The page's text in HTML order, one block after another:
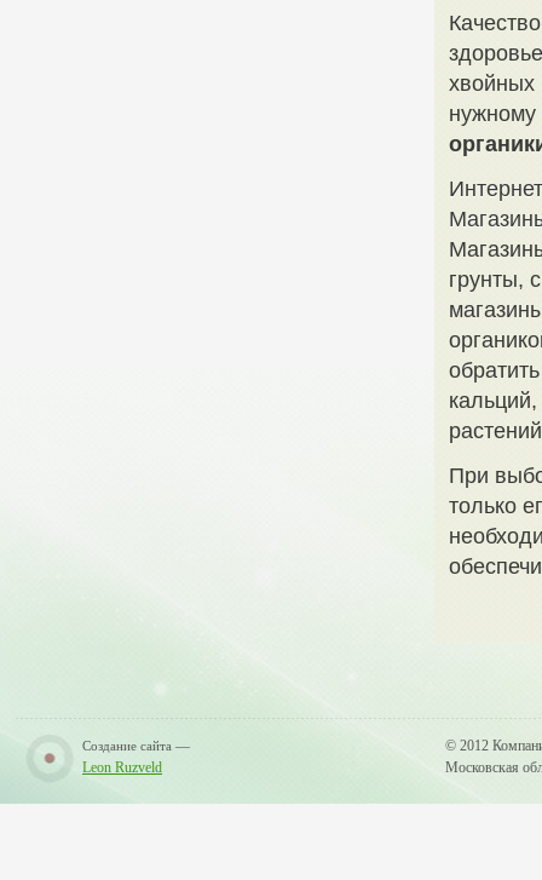
хвойных
нужному
грунты,
При
только
Создание сайта —
Leon Ruzveld
© 2012
Московская